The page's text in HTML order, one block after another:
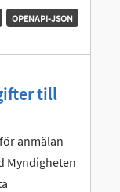
OPENAPI-JSON
till
anmälan
Myndigheten